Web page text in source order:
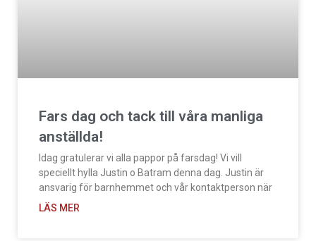
Fars dag och tack till våra manliga
anställda!
Idag gratulerar vi alla pappor på farsdag! Vi vill
speciellt hylla Justin o Batram denna dag. Justin är
ansvarig för barnhemmet och vår kontaktperson när
LÄS MER